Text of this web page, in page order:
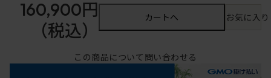
160,900円
（税込）
カートへ お気に入
この商品について問い合わせる